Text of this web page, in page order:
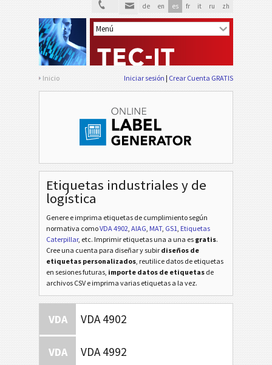
de en es fr it ru zh
Inicio Iniciar sesión Crear Cuenta GRATIS
Etiquetas industriales y de
logística
Genere e imprima etiquetas de cumplimiento según
normativa comoVDA 4902, AIAG, MAT, GS1, Etiquetas
Caterpillar, etc. Imprimir etiquetas una a una es gratis.
Cree una cuenta para diseñar y subir diseños de
etiquetas personalizados, reutilice datos de etiquetas
en sesiones futuras, importe datos de etiquetas de
archivos CSV e imprima varias etiquetas a la vez.
VDA VDA 4902
VDA VDA 4992